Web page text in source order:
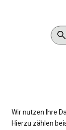
Wir nutzen Ihre
Hierzu zählen